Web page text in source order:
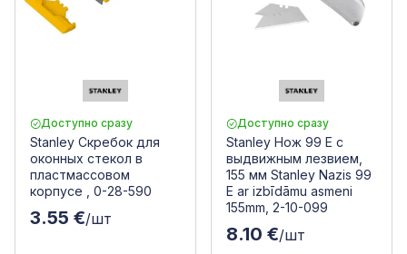
Доступно сразу
Stanley Скребок для
оконных стекол в
пластмассовом
корпусе , 0-28-590
3.55 €/шт
Доступно сразу
Stanley Нож 99 E с
выдвижным лезвием,
155 мм Stanley Nazis 99
E ar izbīdāmu asmeni
155mm, 2-10-099
8.10 €/шт